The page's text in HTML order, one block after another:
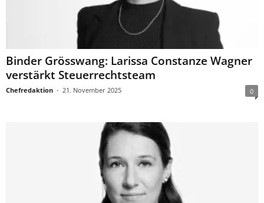
Binder Grösswang: Larissa Constanze Wagner
verstärkt Steuerrechtsteam
Chefredaktion - 21. November 2025 0